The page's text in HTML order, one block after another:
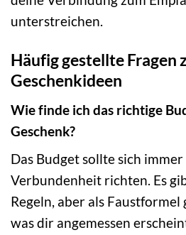
unterstreichen.
Häufig gestellte Fragen
Geschenkideen
Wie finde ich das richtige
Geschenk?
Das Budget sollte sich
Verbundenheit richten. Es
Regeln, aber als Faustformel
was dir angemessen